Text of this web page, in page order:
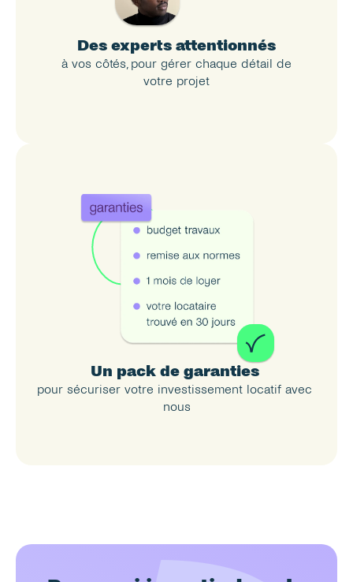
Des experts attentionnés
à vos côtés, pour gérer chaque détail de
votre projet
Un pack de garanties
pour sécuriser votre investissement locatif avec
nous